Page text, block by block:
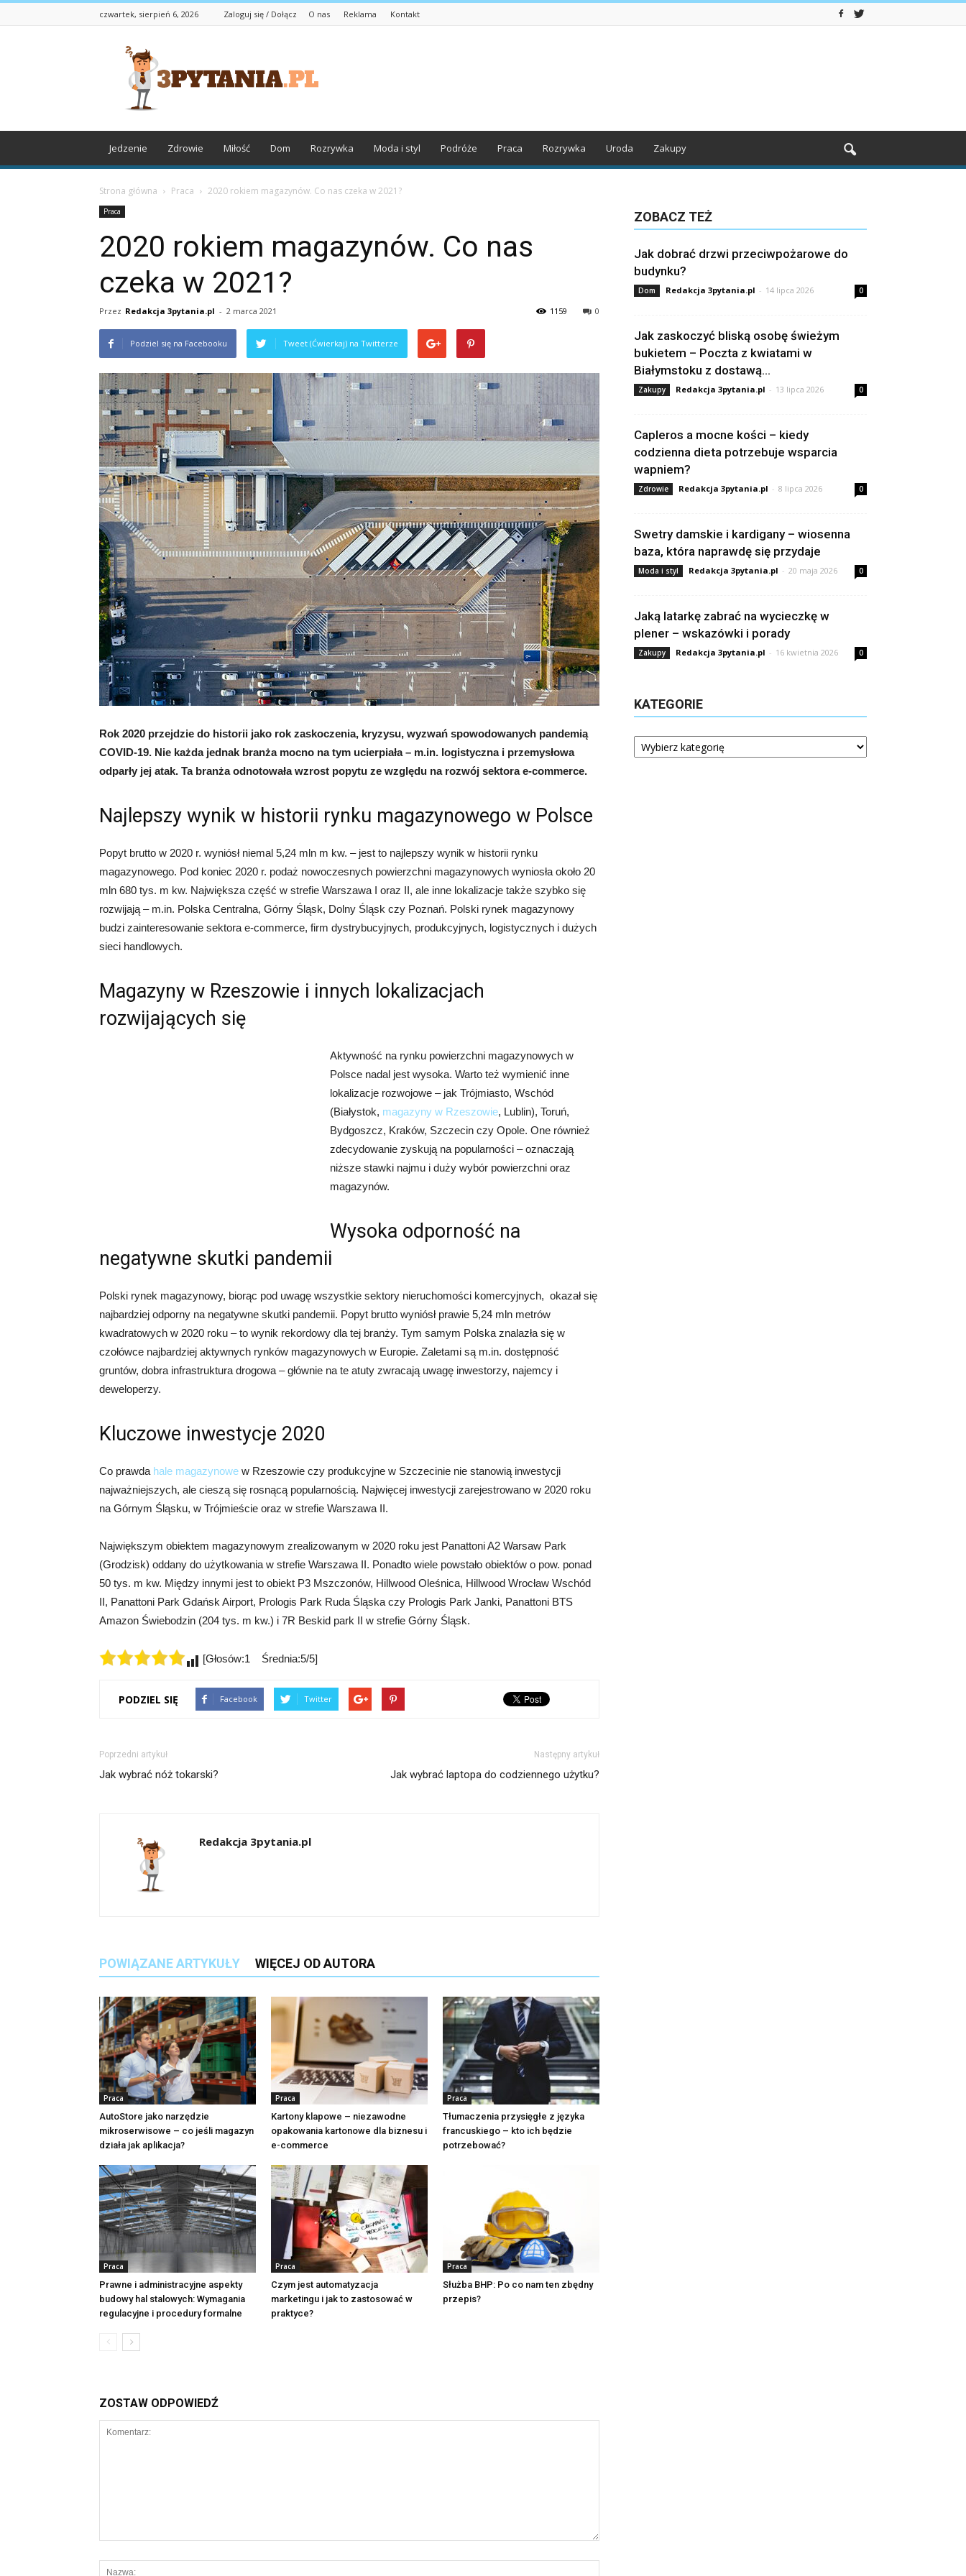
czwartek, sierpień 6, 2026 Zaloguj się / Dołącz O nas Reklama Kontakt
3pytania.pl
Jedzenie Zdrowie Miłość Dom Rozrywka Moda i styl Podróże Praca Rozrywka Uroda Zakupy
Strona główna Praca 2020 rokiem magazynów. Co nas czeka w 2021?
Praca
2020 rokiem magazynów. Co nas
czeka w 2021?
Przez Redakcja 3pytania.pl - 2 marca 2021 0
1159
Podziel się na Facebooku Tweet (Ćwierkaj) na Twitterze
Rok 2020 przejdzie do historii jako rok zaskoczenia, kryzysu, wyzwań spowodowanych pandemią
COVID-19. Nie każda jednak branża mocno na tym ucierpiała – m.in. logistyczna i przemysłowa
odparły jej atak. Ta branża odnotowała wzrost popytu ze względu na rozwój sektora e-commerce.
Najlepszy wynik w historii rynku magazynowego w Polsce
Popyt brutto w 2020 r. wyniósł niemal 5,24 mln m kw. – jest to najlepszy wynik w historii rynku
magazynowego. Pod koniec 2020 r. podaż nowoczesnych powierzchni magazynowych wyniosła około 20
mln 680 tys. m kw. Największa część w strefie Warszawa I oraz II, ale inne lokalizacje także szybko się
rozwijają – m.in. Polska Centralna, Górny Śląsk, Dolny Śląsk czy Poznań. Polski rynek magazynowy
budzi zainteresowanie sektora e-commerce, firm dystrybucyjnych, produkcyjnych, logistycznych i dużych
sieci handlowych.
Magazyny w Rzeszowie i innych lokalizacjach
rozwijających się
Aktywność na rynku powierzchni magazynowych w
Polsce nadal jest wysoka. Warto też wymienić inne
lokalizacje rozwojowe – jak Trójmiasto, Wschód
(Białystok, magazyny w Rzeszowie, Lublin), Toruń,
Bydgoszcz, Kraków, Szczecin czy Opole. One również
zdecydowanie zyskują na popularności – oznaczają
niższe stawki najmu i duży wybór powierzchni oraz
magazynów.
Wysoka odporność na
negatywne skutki pandemii
Polski rynek magazynowy, biorąc pod uwagę wszystkie sektory nieruchomości komercyjnych, okazał się
najbardziej odporny na negatywne skutki pandemii. Popyt brutto wyniósł prawie 5,24 mln metrów
kwadratowych w 2020 roku – to wynik rekordowy dla tej branży. Tym samym Polska znalazła się w
czołówce najbardziej aktywnych rynków magazynowych w Europie. Zaletami są m.in. dostępność
gruntów, dobra infrastruktura drogowa – głównie na te atuty zwracają uwagę inwestorzy, najemcy i
deweloperzy.
Kluczowe inwestycje 2020
Co prawda hale magazynowe w Rzeszowie czy produkcyjne w Szczecinie nie stanowią inwestycji
najważniejszych, ale cieszą się rosnącą popularnością. Najwięcej inwestycji zarejestrowano w 2020 roku
na Górnym Śląsku, w Trójmieście oraz w strefie Warszawa II.
Największym obiektem magazynowym zrealizowanym w 2020 roku jest Panattoni A2 Warsaw Park
(Grodzisk) oddany do użytkowania w strefie Warszawa II. Ponadto wiele powstało obiektów o pow. ponad
50 tys. m kw. Między innymi jest to obiekt P3 Mszczonów, Hillwood Oleśnica, Hillwood Wrocław Wschód
II, Panattoni Park Gdańsk Airport, Prologis Park Ruda Śląska czy Prologis Park Janki, Panattoni BTS
Amazon Świebodzin (204 tys. m kw.) i 7R Beskid park II w strefie Górny Śląsk.
[Głosów:1 Średnia:5/5]
PODZIEL SIĘ Facebook Twitter
Poprzedni artykuł
Jak wybrać nóż tokarski?
Następny artykuł
Jak wybrać laptopa do codziennego użytku?
Redakcja 3pytania.pl
POWIĄZANE ARTYKUŁY WIĘCEJ OD AUTORA
Praca
AutoStore jako narzędzie
mikroserwisowe – co jeśli magazyn
działa jak aplikacja?
Praca
Kartony klapowe – niezawodne
opakowania kartonowe dla biznesu i
e-commerce
Praca
Tłumaczenia przysięgłe z języka
francuskiego – kto ich będzie
potrzebować?
Praca
Prawne i administracyjne aspekty
budowy hal stalowych: Wymagania
regulacyjne i procedury formalne
Praca
Czym jest automatyzacja
marketingu i jak to zastosować w
praktyce?
Praca
Służba BHP: Po co nam ten zbędny
przepis?
ZOSTAW ODPOWIEDŹ
ZOBACZ TEŻ
Jak dobrać drzwi przeciwpożarowe do
budynku?
Dom Redakcja 3pytania.pl - 14 lipca 2026 0
Jak zaskoczyć bliską osobę świeżym
bukietem – Poczta z kwiatami w
Białymstoku z dostawą...
Zakupy Redakcja 3pytania.pl - 13 lipca 2026 0
Capleros a mocne kości – kiedy
codzienna dieta potrzebuje wsparcia
wapniem?
Zdrowie Redakcja 3pytania.pl - 8 lipca 2026 0
Swetry damskie i kardigany – wiosenna
baza, która naprawdę się przydaje
Moda i styl Redakcja 3pytania.pl - 20 maja 2026 0
Jaką latarkę zabrać na wycieczkę w
plener – wskazówki i porady
Zakupy Redakcja 3pytania.pl - 16 kwietnia 2026 0
KATEGORIE
Kategorie